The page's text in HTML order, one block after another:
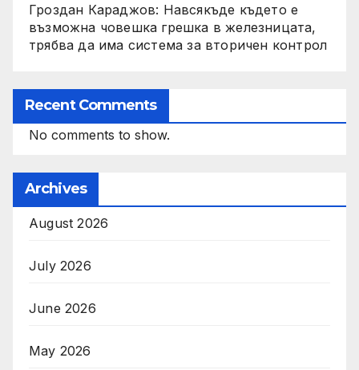
Гроздан Караджов: Навсякъде където е
възможна човешка грешка в железницата,
трябва да има система за вторичен контрол
Recent Comments
No comments to show.
Archives
August 2026
July 2026
June 2026
May 2026